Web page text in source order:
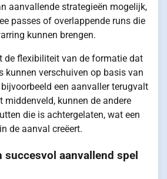
aanvallende strategieën mogelijk,
passes of overlappende runs die
kunnen brengen.
de flexibiliteit van de formatie dat
kunnen verschuiven op basis van
een aanvaller terugvalt
middenveld, kunnen de andere
die is achtergelaten, wat een
de aanval creëert.
succesvol aanvallend spel